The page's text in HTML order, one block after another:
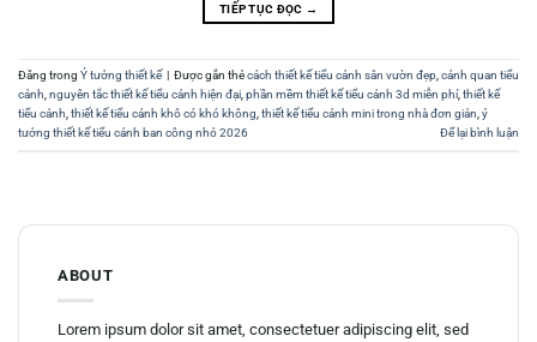
TIẾP TỤC ĐỌC →
Đăng trong Ý tưởng thiết kế | Được gắn thẻcách thiết kế tiểu cảnh sân vườn đẹp,cảnh quan tiểu
cảnh,nguyên tắc thiết kế tiểu cảnh hiện đại,phần mềm thiết kế tiểu cảnh 3d miễn phí,thiết kế
tiểu cảnh,thiết kế tiểu cảnh khô có khó không,thiết kế tiểu cảnh mini trong nhà đơn giản,ý
tưởng thiết kế tiểu cảnh ban công nhỏ 2026
Để lại bình luận
ABOUT
Lorem ipsum dolor sit amet, consectetuer adipiscing elit, sed